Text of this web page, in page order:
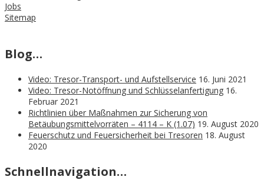
Jobs
Sitemap
Blog…
Video: Tresor-Transport- und Aufstellservice 16. Juni 2021
Video: Tresor-Notöffnung und Schlüsselanfertigung 16.
Februar 2021
Richtlinien über Maßnahmen zur Sicherung von
Betäubungsmittelvorräten – 4114 – K (1.07) 19. August 2020
Feuerschutz und Feuersicherheit bei Tresoren 18. August
2020
Schnellnavigation…